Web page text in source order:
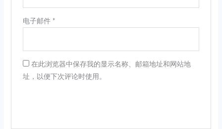
电子邮件 *
在此浏览器中保存我的显示名称、邮箱地址和网站地
址，以便下次评论时使用。